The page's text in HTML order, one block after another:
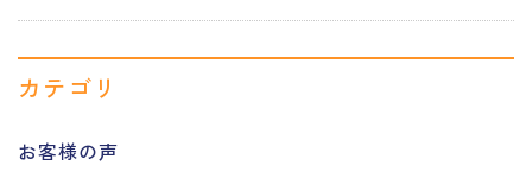
カテゴリ
お客様の声